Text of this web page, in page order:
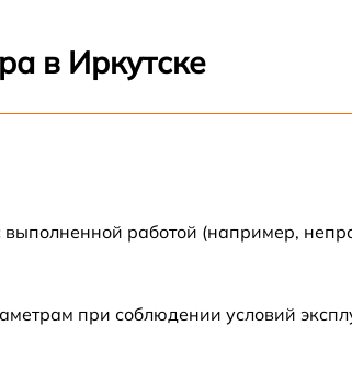
в Иркутске
работой (например,
при соблюдении условий